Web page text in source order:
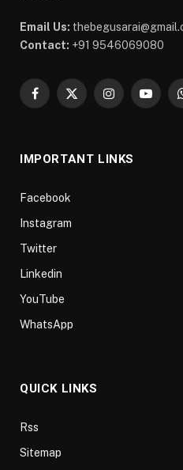
Email Us:
Contact: +91 9546069080
Facebook
X
Instagram
IMPORTANT LINKS
Facebook
Instagram
Twitter
Linkedin
YouTube
WhatsApp
QUICK LINKS
Rss
Sitemap